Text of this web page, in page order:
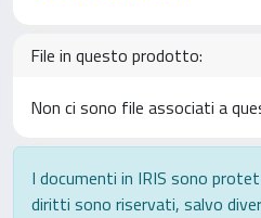
File in questo prodotto:
Non ci sono file associati a
I documenti in IRIS sono
diritti sono riservati, salvo